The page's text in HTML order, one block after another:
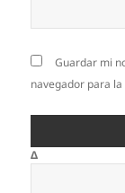
Guardar mi
navegador para
Δ